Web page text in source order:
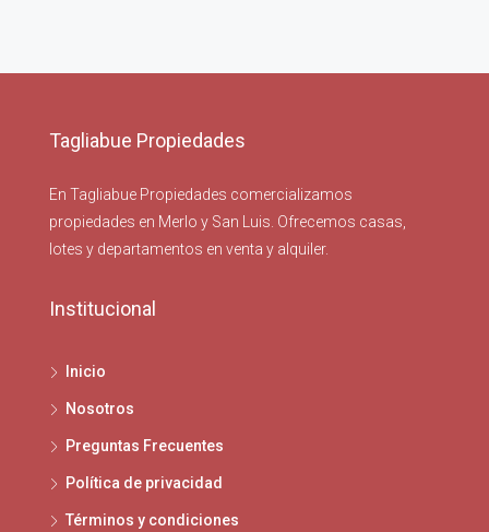
Tagliabue Propiedades
En Tagliabue Propiedades comercializamos
propiedades en Merlo y San Luis. Ofrecemos casas,
lotes y departamentos en venta y alquiler.
Institucional
Inicio
Nosotros
Preguntas Frecuentes
Política de privacidad
Términos y condiciones